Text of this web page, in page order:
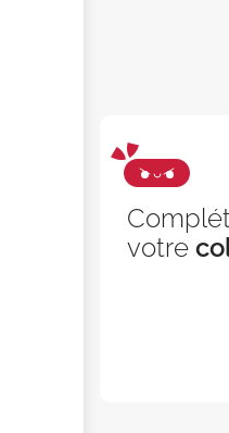
votre